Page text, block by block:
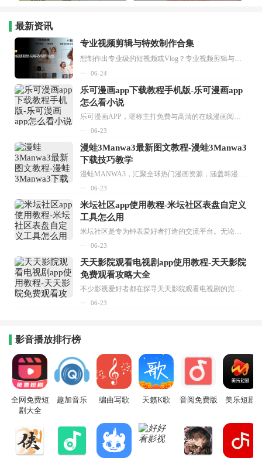
最新资讯
专业视频剪辑与特效制作合集
想制作出专业级的短视频或Vlog？专业视频剪辑与特效制作大全专题为你提供了从剪辑、抠像到特效包装的全套解决方案。无论是添加炫酷的片头、进行精准的视频抠图，还是制...
06-24
乐可漫画app下载教程手机版-乐可漫画app
怎么看小说
乐可漫画APP，堪称主打免费与高清的在线漫画阅读神器。其官方版提供海量完整版漫画资源，无论是国内漫画，还是日漫、韩漫、台漫、美漫等国外漫画，应有尽有，随时供你阅读。只需轻点一下，便能直接进入阅读界面。不仅如此，乐可漫画最新版本更新速度极快，在这里，你总能抢先看到全网一手漫画章节内容！...
06-23
漫蛙3Manwa3最新图文教程-漫蛙3Manwa3
下载技巧教学
漫蛙MANWA3，汇聚全球热门漫画资源，涵盖韩漫、欧美漫画、国漫等多种类型，题材丰富多样，全方位满足用户阅读喜好。它不仅是阅读平台，更是创作平台，为广大用户打造零门槛创作环境。...
06-23
米坛社区app使用教程-米坛社区表盘自定义
工具怎么用
米坛社区是专为钟表爱好者打造的交流平台。无论你是初涉钟表领域的普通爱好者，还是拥有多年收藏经验的资深玩家，都能在此找到属于自己的天地。 无需注册，就能轻松参与其中。通过专业的讨论论坛与丰富的交互功能，你可与世界各地的钟表爱好者畅快交流。若你钟情于钟表，米坛社区无疑是值得一试的理想之选。在这里，你能获取最新的手表资讯，交流见解，提升鉴赏品味，让每一块手表都成为收藏故事中重要的一部分。感兴趣的朋友，不要错过下载机会。...
06-23
天天影院观看电视剧app使用教程-天天影院
免费观看攻略大全
不少影视爱好者都在探寻天天影院观看电视剧的完整方法，结合最新平台使用规则，本篇新手入门攻略全面讲解观看渠道、检索流程、播放设置以及画面模式调整等实用内容。全文适配手机、电脑等主流设备，步骤简洁易懂，无论是初次使用的新手，还是想要优化观影体验的用户，都能参照内容快速上手，熟练掌握平台各项操作技巧，轻松畅享影视内容。...
06-23
影音播放排行榜
全网免费短
剧大全
趣加音乐 编曲写歌 天籁K歌 音阅免费版 美乐短剧